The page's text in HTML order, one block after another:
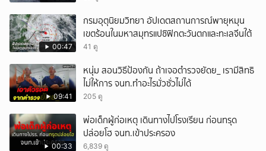
00:47
กรมอุตุนิยมวิทยา อัปเดตสถานการณ์พายุหมุน
เขตร้อนในมหาสมุทรแปซิฟิกตะวันตกและทะเลจีนใต้
41 ดู
09:41
หนุ่ม สอนวิธีป้องกัน ถ้าเจอตำรวจยัดย_ เรามีสิทธิ
ไม่ให้การ จนท.ทำอะไรมั่วซั่วไม่ได้
205 ดู
00:33
พ่อเด็กผู้ก่อเหตุ เดินทางไปโรงเรียน ก่อนทรุด
ปล่อยโฮ จนท.เข้าประครอง
6,839 ดู